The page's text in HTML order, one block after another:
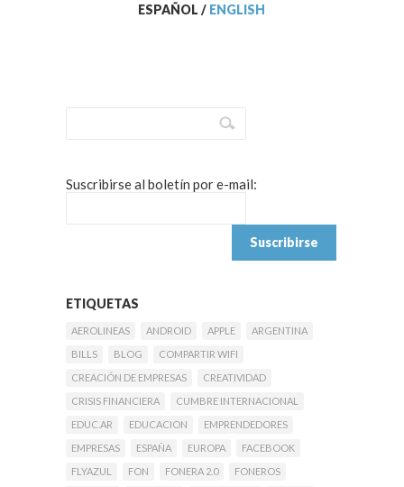
ESPAÑOL / ENGLISH
Suscribirse al boletín por e-mail:
ETIQUETAS
AEROLINEAS ANDROID APPLE
ARGENTINA
BILLS
BLOG
COMPARTIR WIFI
CREACIÓN DE EMPRESAS
CREATIVIDAD
CRISIS FINANCIERA
CUMBRE INTERNACIONAL
EDUC.AR
EDUCACION
EMPRENDEDORES
EMPRESAS
ESPAÑA EUROPA
FACEBOOK
FLYAZUL
FON FONERA 2.0
FONEROS